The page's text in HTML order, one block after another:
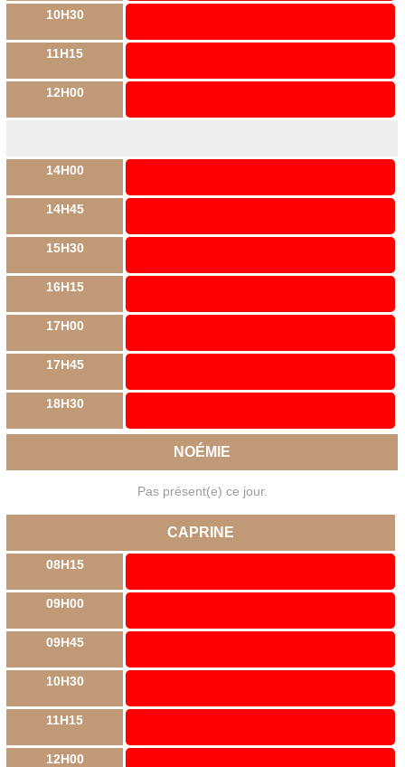
10H30
11H15
12H00
14H00
14H45
15H30
16H15
17H00
17H45
18H30
NOÉMIE
Pas présent(e) ce jour.
CAPRINE
08H15
09H00
09H45
10H30
11H15
12H00